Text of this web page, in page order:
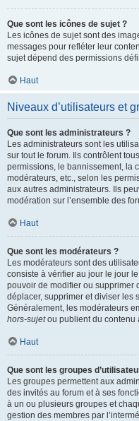
Que sont les icônes de sujet ?
Les icônes de sujet sont des
messages pour refléter leur
sujet dépend des permissions
Haut
Niveaux d’utilisateurs et
Que sont les administrateurs ?
Les administrateurs sont les
sur tout le forum. Ils contrôlent
permissions, le bannissement, la
modérateurs, etc., selon les
aux autres administrateurs. Ils
modération sur l’ensemble des
Haut
Que sont les modérateurs ?
Les modérateurs sont des
consiste à vérifier au jour le jour
pouvoir de modifier ou supprimer
déplacer, supprimer et diviser les
Généralement, les modérateurs
hors-sujetou publient du contenu
Haut
Que sont les groupes
Les groupes permettent aux
des invités au forum et à ses
à un ou plusieurs groupes et
gestion des membres par